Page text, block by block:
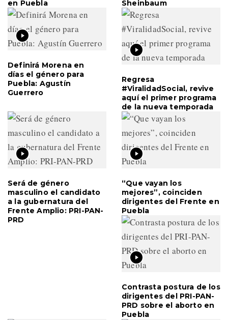
en Puebla
Sheinbaum
Definirá Morena en
días el género para
Puebla: Agustín
Guerrero
Regresa
#ViralidadSocial, revive
aquí el primer programa
de la nueva temporada
Será de género
masculino el candidato
a la gubernatura del
Frente Amplio: PRI-PAN-
PRD
“Que vayan los
mejores”, coinciden
dirigentes del Frente en
Puebla
Contrasta postura de los
dirigentes del PRI-PAN-
PRD sobre el aborto en
Puebla